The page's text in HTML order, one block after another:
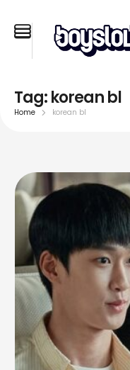
Tag:korean bl
Home korean bl